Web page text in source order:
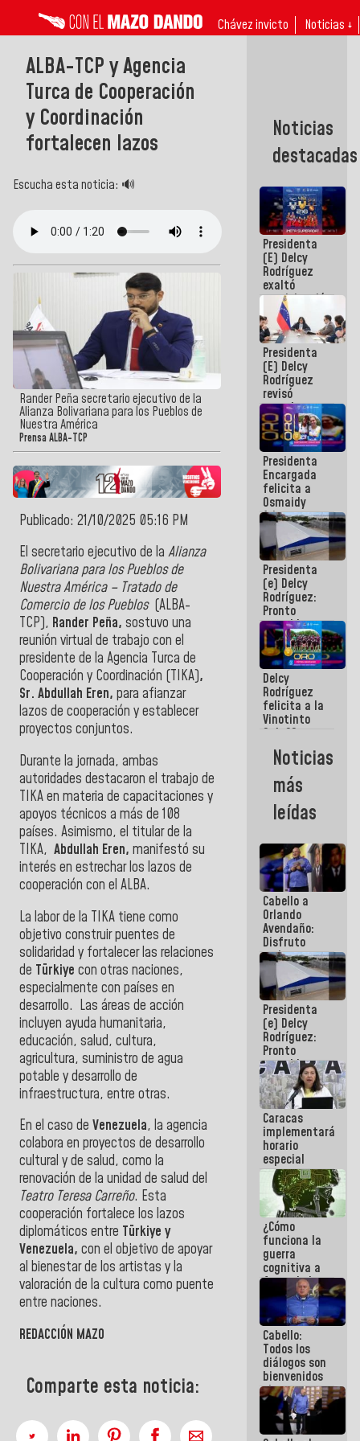
Chávez invicto Noticias ↓
ALBA-TCP y Agencia
Turca de Cooperación
y Coordinación
fortalecen lazos
Escucha esta noticia: 🔊
Rander Peña secretario ejecutivo de la
Alianza Bolivariana para los Pueblos de
Nuestra América
Prensa ALBA-TCP
Publicado: 21/10/2025 05:16 PM
El secretario ejecutivo de la Alianza
Bolivariana para los Pueblos de
Nuestra América – Tratado de
Comercio de los Pueblos (ALBA-
TCP), Rander Peña, sostuvo una
reunión virtual de trabajo con el
presidente de la Agencia Turca de
Cooperación y Coordinación (TIKA),
Sr. Abdullah Eren, para afianzar
lazos de cooperación y establecer
proyectos conjuntos.
Durante la jornada, ambas
autoridades destacaron el trabajo de
TIKA en materia de capacitaciones y
apoyos técnicos a más de 108
países. Asimismo, el titular de la
TIKA, Abdullah Eren, manifestó su
interés en estrechar los lazos de
cooperación con el ALBA.
La labor de la TIKA tiene como
objetivo construir puentes de
solidaridad y fortalecer las relaciones
de Türkiye con otras naciones,
especialmente con países en
desarrollo. Las áreas de acción
incluyen ayuda humanitaria,
educación, salud, cultura,
agricultura, suministro de agua
potable y desarrollo de
infraestructura, entre otras.
En el caso de Venezuela, la agencia
colabora en proyectos de desarrollo
cultural y de salud, como la
renovación de la unidad de salud del
Teatro Teresa Carreño. Esta
cooperación fortalece los lazos
diplomáticos entre Türkiye y
Venezuela, con el objetivo de apoyar
al bienestar de los artistas y la
valoración de la cultura como puente
entre naciones.
REDACCIÓN MAZO
Comparte esta noticia:
Noticias
destacadas
Presidenta
(E) Delcy
Rodríguez
exaltó
participación
de
Venezuela
en Juegos
Centroamericanos
y del Caribe
2026
Presidenta
(E) Delcy
Rodríguez
revisó
agenda
económica y
ejecución de
fondos de
emergencia
post-sismos
Presidenta
Encargada
felicita a
Osmaidy
Arias y
Giraly
Marcano por
hacer
historia en
los
Centroamericanos
Presidenta
(e) Delcy
Rodríguez:
Pronto
restableceremos
las
operaciones
en el
Aeropuerto
Internacional
de
Maiquetía
Delcy
Rodríguez
felicita a la
Vinotinto
Sub 20
campeona
frente
México Sub
23 en los
Centroamericanos
Noticias
más
leídas
Cabello a
Orlando
Avendaño:
Disfruto
cada vez
que escribes
porque lo
que haces
es
embarrarla
Presidenta
(e) Delcy
Rodríguez:
Pronto
restableceremos
las
operaciones
en el
Aeropuerto
Internacional
de
Maiquetía
Caracas
implementará
horario
especial
para
adaptarse
al plan de
ahorro
energético
¿Cómo
funciona la
guerra
cognitiva a
favor de la
narrativa
hegemónica?
(1)
Cabello:
Todos los
diálogos son
bienvenidos
siempre que
estén en el
marco de la
Constitución